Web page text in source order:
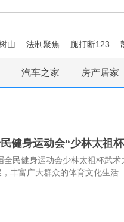
山 法制聚焦 腿打断123
汽车之家 房产居家
健身运动会“少林太祖
民健身运动会少林太祖杯武
丰富广大群众的体育文化生活...